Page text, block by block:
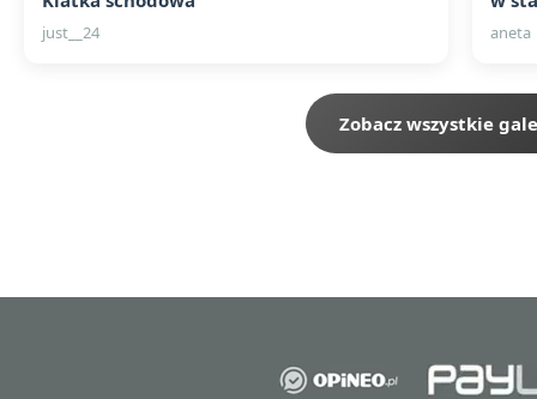
just__24 aneta
Zobacz wszystkie